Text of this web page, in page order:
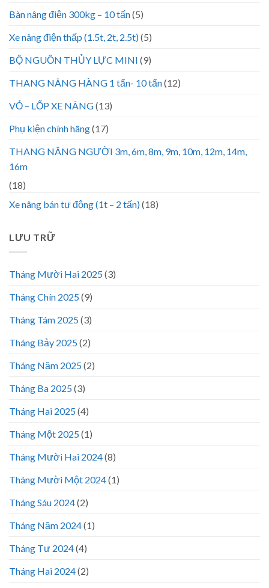
Bàn nâng điện 300kg – 10 tấn(5)
Xe nâng điện thấp (1.5t, 2t, 2.5t)(5)
BỘ NGUỒN THỦY LỰC MINI (9)
THANG NÂNG HÀNG 1 tấn- 10 tấn(12)
VỎ – LỐP XE NÂNG(13)
Phụ kiện chính hãng(17)
THANG NÂNG NGƯỜI 3m, 6m, 8m, 9m, 10m, 12m, 14m,
16m
(18)
Xe nâng bán tự động (1t – 2 tấn)(18)
LƯU TRỮ
Tháng Mười Hai 2025(3)
Tháng Chín 2025(9)
Tháng Tám 2025(3)
Tháng Bảy 2025(2)
Tháng Năm 2025(2)
Tháng Ba 2025(3)
Tháng Hai 2025(4)
Tháng Một 2025(1)
Tháng Mười Hai 2024(8)
Tháng Mười Một 2024(1)
Tháng Sáu 2024(2)
Tháng Năm 2024(1)
Tháng Tư 2024(4)
Tháng Hai 2024(2)